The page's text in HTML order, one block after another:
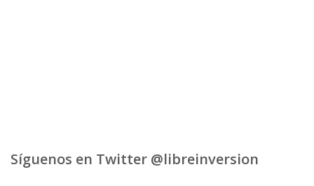
Síguenos en Twitter @libreinversion